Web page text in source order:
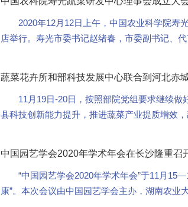
2020年12月12日上午，中国农业科学院寿
店举行。寿光市委书记赵绪春，市委副书记、
蔬菜花卉所和部科技发展中心联合到河北赤
11月19日-20日，按照部院党组要求继续
县科技创新能力提升，推进蔬菜产业提质增效
中国园艺学会2020年学术年会在长沙隆重召
“中国园艺学会2020年学术年会”于11月
康”。本次会议由中国园艺学会主办，湖南农业